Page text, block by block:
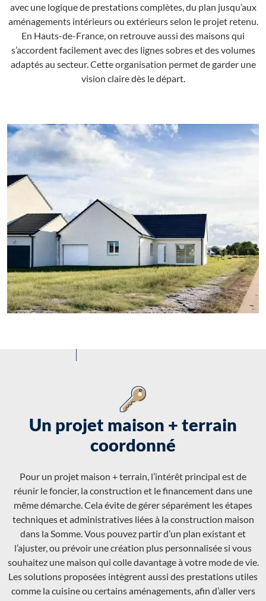
avec une logique de prestations complètes, du plan jusqu’aux
aménagements intérieurs ou extérieurs selon le projet retenu.
En Hauts-de-France, on retrouve aussi des maisons qui
s’accordent facilement avec des lignes sobres et des volumes
adaptés au secteur. Cette organisation permet de garder une
vision claire dès le départ.
Un projet maison + terrain
coordonné
Pour un projet maison + terrain, l’intérêt principal est de
réunir le foncier, la construction et le financement dans une
même démarche. Cela évite de gérer séparément les étapes
techniques et administratives liées à la construction maison
dans la Somme. Vous pouvez partir d’un plan existant et
l’ajuster, ou prévoir une création plus personnalisée si vous
souhaitez une maison qui colle davantage à votre mode de vie.
Les solutions proposées intègrent aussi des prestations utiles
comme la cuisine ou certains aménagements, afin d’aller vers